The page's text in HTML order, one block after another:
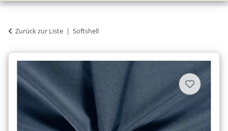
Zurück zur Liste Softshell